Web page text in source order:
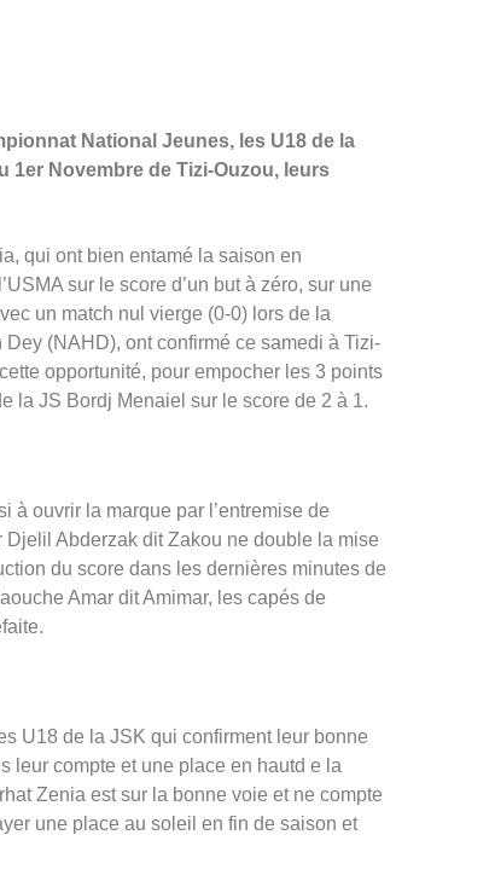
National Jeunes, les U18 de la
1er Novembre de Tizi-Ouzou, leurs
qui ont bien entamé la saison en
sur le score d’un but à zéro, sur une
un match nul vierge (0-0) lors de la
(NAHD), ont confirmé ce samedi à Tizi-
opportunité, pour empocher les 3 points
la JS Bordj Menaiel sur le score de 2 à 1.
à ouvrir la marque par l’entremise de
Djelil Abderzak dit Zakou ne double la mise
du score dans les dernières minutes de
Amar dit Amimar, les capés de
U18 de la JSK qui confirment leur bonne
leur compte et une place en hautd e la
Zenia est sur la bonne voie et ne compte
une place au soleil en fin de saison et